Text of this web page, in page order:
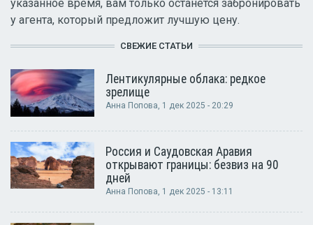
указанное время, вам только останется забронировать
у агента, который предложит лучшую цену.
СВЕЖИЕ СТАТЬИ
Лентикулярные облака: редкое
зрелище
Анна Попова, 1 дек 2025 - 20:29
Россия и Саудовская Аравия
открывают границы: безвиз на 90
дней
Анна Попова, 1 дек 2025 - 13:11